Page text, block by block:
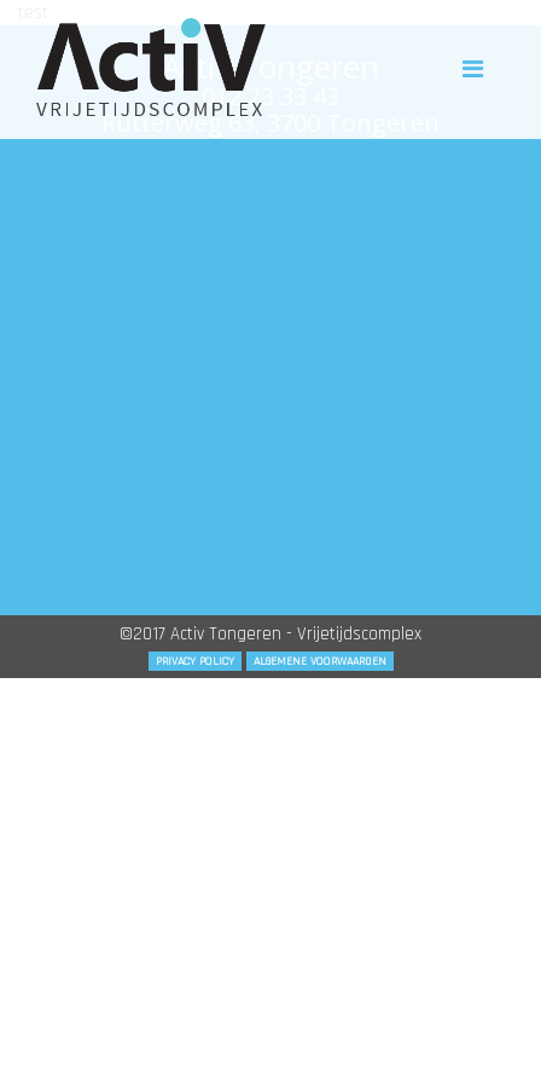
Activ Tongeren
012 23 33 43
Rutterweg 63, 3700 Tongeren
©2017 Activ Tongeren - Vrijetijdscomplex
PRIVACY POLICY ALGEMENE VOORWAARDEN